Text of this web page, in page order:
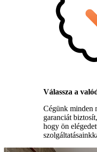
Válassza a
Cégünk minden
garanciát
hogy ön